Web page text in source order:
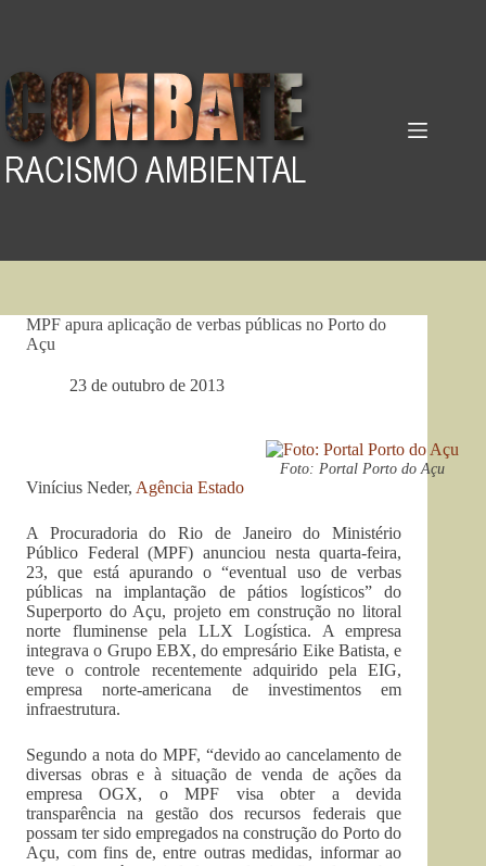
MPF apura aplicação de verbas públicas no Porto do
Açu
23 de outubro de 2013
Foto: Portal Porto do Açu
Vinícius Neder, Agência Estado
A Procuradoria do Rio de Janeiro do Ministério
Público Federal (MPF) anunciou nesta quarta-feira,
23, que está apurando o “eventual uso de verbas
públicas na implantação de pátios logísticos” do
Superporto do Açu, projeto em construção no litoral
norte fluminense pela LLX Logística. A empresa
integrava o Grupo EBX, do empresário Eike Batista, e
teve o controle recentemente adquirido pela EIG,
empresa norte-americana de investimentos em
infraestrutura.
Segundo a nota do MPF, “devido ao cancelamento de
diversas obras e à situação de venda de ações da
empresa OGX, o MPF visa obter a devida
transparência na gestão dos recursos federais que
possam ter sido empregados na construção do Porto do
Açu, com fins de, entre outras medidas, informar ao